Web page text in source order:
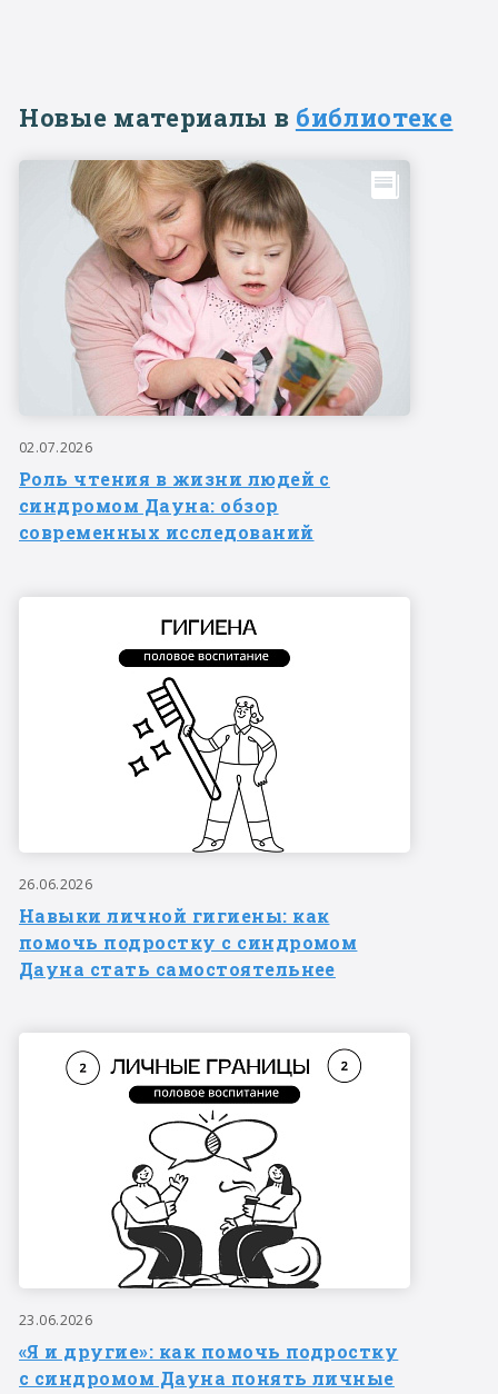
Новые материалы в библиотеке
02.07.2026
Роль чтения в жизни людей с
синдромом Дауна: обзор
современных исследований
26.06.2026
Навыки личной гигиены: как
помочь подростку с синдромом
Дауна стать самостоятельнее
23.06.2026
«Я и другие»: как помочь подростку
с синдромом Дауна понять личные